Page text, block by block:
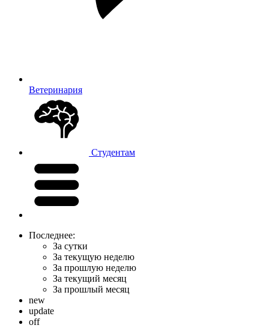
Ветеринария
Студентам
Последнее:
За сутки
За текущую неделю
За прошлую неделю
За текущий месяц
За прошлый месяц
new
update
off